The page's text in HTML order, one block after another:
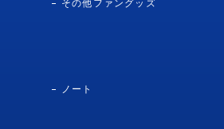
その他ファングッズ
ノート